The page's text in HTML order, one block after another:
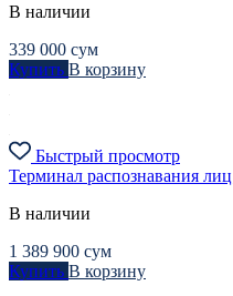
В наличии
339 000 сум
Купить В корзину
Быстрый просмотр
Терминал распознавания
В наличии
1 389 900 сум
Купить В корзину